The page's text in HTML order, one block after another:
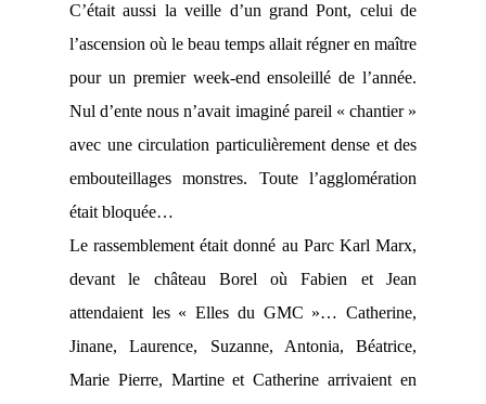
C’était aussi la veille d’un grand Pont, celui de
l’ascension où le beau temps allait régner en maître
pour un premier week-end ensoleillé de l’année.
Nul d’ente nous n’avait imaginé pareil « chantier »
avec une circulation particulièrement dense et des
embouteillages monstres. Toute l’agglomération
était bloquée…
Le rassemblement était donné au Parc Karl Marx,
devant le château Borel où Fabien et Jean
attendaient les « Elles du GMC »… Catherine,
Jinane, Laurence, Suzanne, Antonia, Béatrice,
Marie Pierre, Martine et Catherine arrivaient en